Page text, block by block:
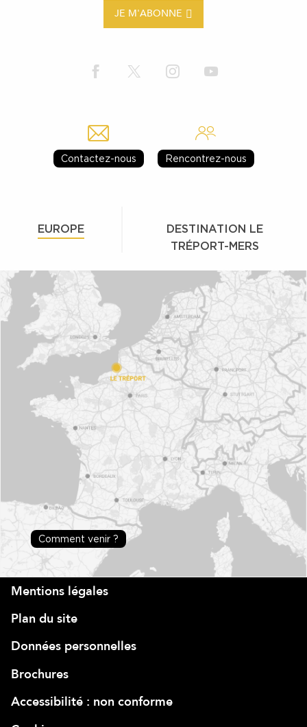
JE M'ABONNE
Contactez-nous Rencontrez-nous
EUROPE
DESTINATION LE
TRÉPORT-MERS
Comment venir ?
Mentions légales
Plan du site
Données personnelles
Brochures
Accessibilité : non conforme